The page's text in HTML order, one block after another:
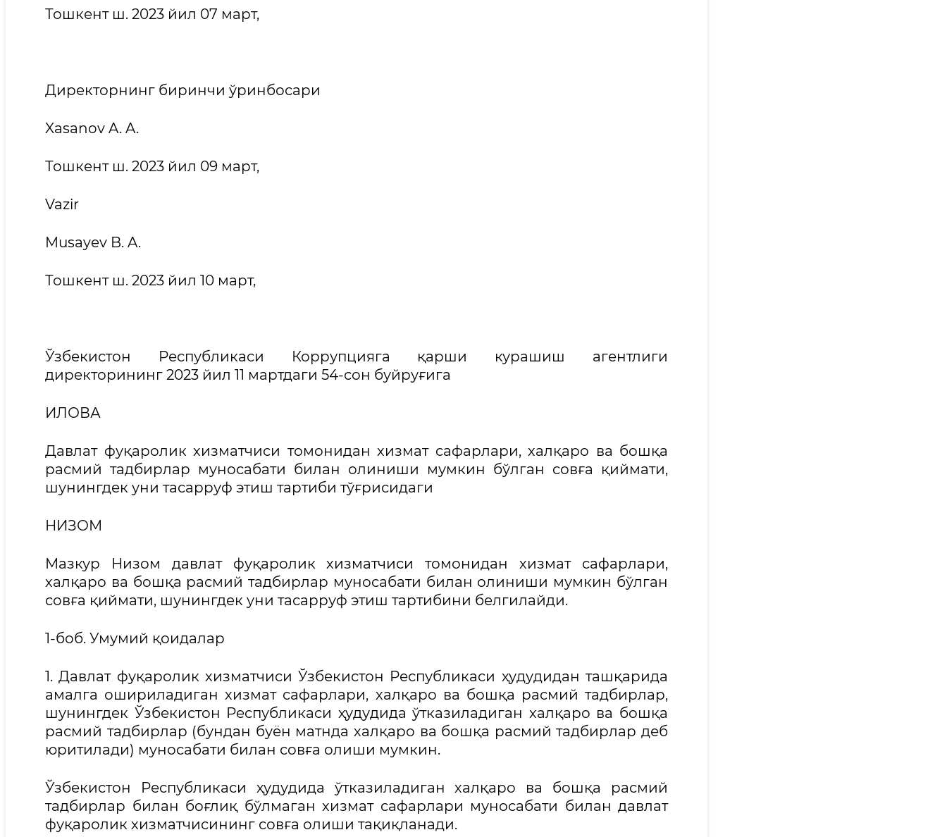
Тошкент ш. 2023 йил 07 март,
Директорнинг биринчи ўринбосари
Xasanov A. A.
Тошкент ш. 2023 йил 09 март,
Vazir
Musayev B. A.
Тошкент ш. 2023 йил 10 март,
Ўзбекистон Республикаси Коррупцияга қарши курашиш агентлиги
директорининг 2023 йил 11 мартдаги 54-сон буйруғига
ИЛОВА
Давлат фуқаролик хизматчиси томонидан хизмат сафарлари, халқаро ва бошқа
расмий тадбирлар муносабати билан олиниши мумкин бўлган совға қиймати,
шунингдек уни тасарруф этиш тартиби тўғрисидаги
НИЗОМ
Мазкур Низом давлат фуқаролик хизматчиси томонидан хизмат сафарлари,
халқаро ва бошқа расмий тадбирлар муносабати билан олиниши мумкин бўлган
совға қиймати, шунингдек уни тасарруф этиш тартибини белгилайди.
1-боб. Умумий қоидалар
1. Давлат фуқаролик хизматчиси Ўзбекистон Республикаси ҳудудидан ташқарида
амалга ошириладиган хизмат сафарлари, халқаро ва бошқа расмий тадбирлар,
шунингдек Ўзбекистон Республикаси ҳудудида ўтказиладиган халқаро ва бошқа
расмий тадбирлар (бундан буён матнда халқаро ва бошқа расмий тадбирлар деб
юритилади) муносабати билан совға олиши мумкин.
Ўзбекистон Республикаси ҳудудида ўтказиладиган халқаро ва бошқа расмий
тадбирлар билан боғлиқ бўлмаган хизмат сафарлари муносабати билан давлат
фуқаролик хизматчисининг совға олиши тақиқланади.